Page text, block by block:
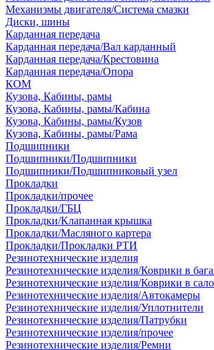
Механизмы двигателя/Система смазки
Диски, шины
Карданная передача
Карданная передача/Вал карданный
Карданная передача/Крестовина
Карданная передача/Опора
КОМ
Кузова, Кабины, рамы
Кузова, Кабины, рамы/Кабина
Кузова, Кабины, рамы/Кузов
Кузова, Кабины, рамы/Рама
Подшипники
Подшипники/Подшипники
Подшипники/Подшипниковый узел
Прокладки
Прокладки/прочее
Прокладки/ГБЦ
Прокладки/Клапанная крышка
Прокладки/Масляного картера
Прокладки/Прокладки РТИ
Резинотехнические изделия
Резинотехнические изделия/Коврики в
Резинотехнические изделия/Коврики в
Резинотехнические изделия/Автокамеры
Резинотехнические изделия/Уплотнители
Резинотехнические изделия/Патрубки
Резинотехнические изделия/прочее
Резинотехнические изделия/Ремни